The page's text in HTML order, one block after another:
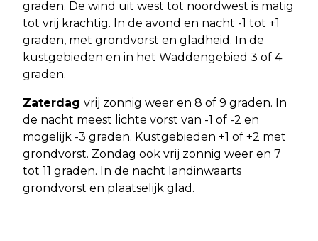
graden. De wind uit west tot noordwest is matig
tot vrij krachtig. In de avond en nacht -1 tot +1
graden, met grondvorst en gladheid. In de
kustgebieden en in het Waddengebied 3 of 4
graden.
Zaterdag vrij zonnig weer en 8 of 9 graden. In
de nacht meest lichte vorst van -1 of -2 en
mogelijk -3 graden. Kustgebieden +1 of +2 met
grondvorst. Zondag ook vrij zonnig weer en 7
tot 11 graden. In de nacht landinwaarts
grondvorst en plaatselijk glad.